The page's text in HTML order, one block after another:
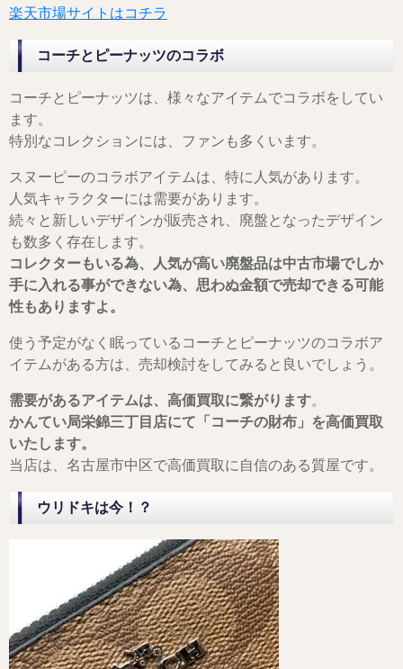
楽天市場サイトはコチラ
コーチとピーナッツのコラボ
コーチとピーナッツは、様々なアイテムでコラボをしてい
ます。
特別なコレクションには、ファンも多くいます。
スヌーピーのコラボアイテムは、特に人気があります。
人気キャラクターには需要があります。
続々と新しいデザインが販売され、廃盤となったデザイン
も数多く存在します。
コレクターもいる為、人気が高い廃盤品は中古市場でしか
手に入れる事ができない為、思わぬ金額で売却できる可能
性もありますよ。
使う予定がなく眠っているコーチとピーナッツのコラボア
イテムがある方は、売却検討をしてみると良いでしょう。
需要があるアイテムは、高価買取に繋がります。
かんてい局栄錦三丁目店にて「コーチの財布」を高価買取
いたします。
当店は、名古屋市中区で高価買取に自信のある質屋です。
ウリドキは今！？